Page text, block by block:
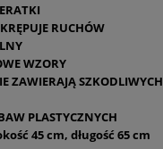
RUCHÓW
WZORY
ZAWIERAJĄ SZKODLIWYCH
PLASTYCZNYCH
45 cm, długość 65 cm